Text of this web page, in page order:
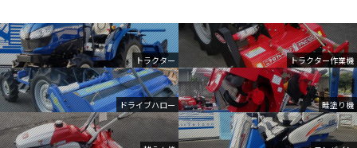
トラクター トラクター作業機
ドライブハロー 畦塗り機